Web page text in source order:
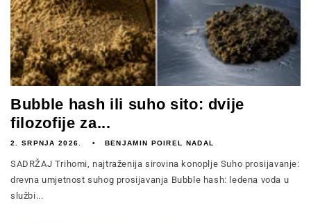
Bubble hash ili suho sito: dvije
filozofije za...
2. SRPNJA 2026. BENJAMIN POIREL NADAL
SADRŽAJ Trihomi, najtraženija sirovina konoplje Suho prosijavanje:
drevna umjetnost suhog prosijavanja Bubble hash: ledena voda u
službi...